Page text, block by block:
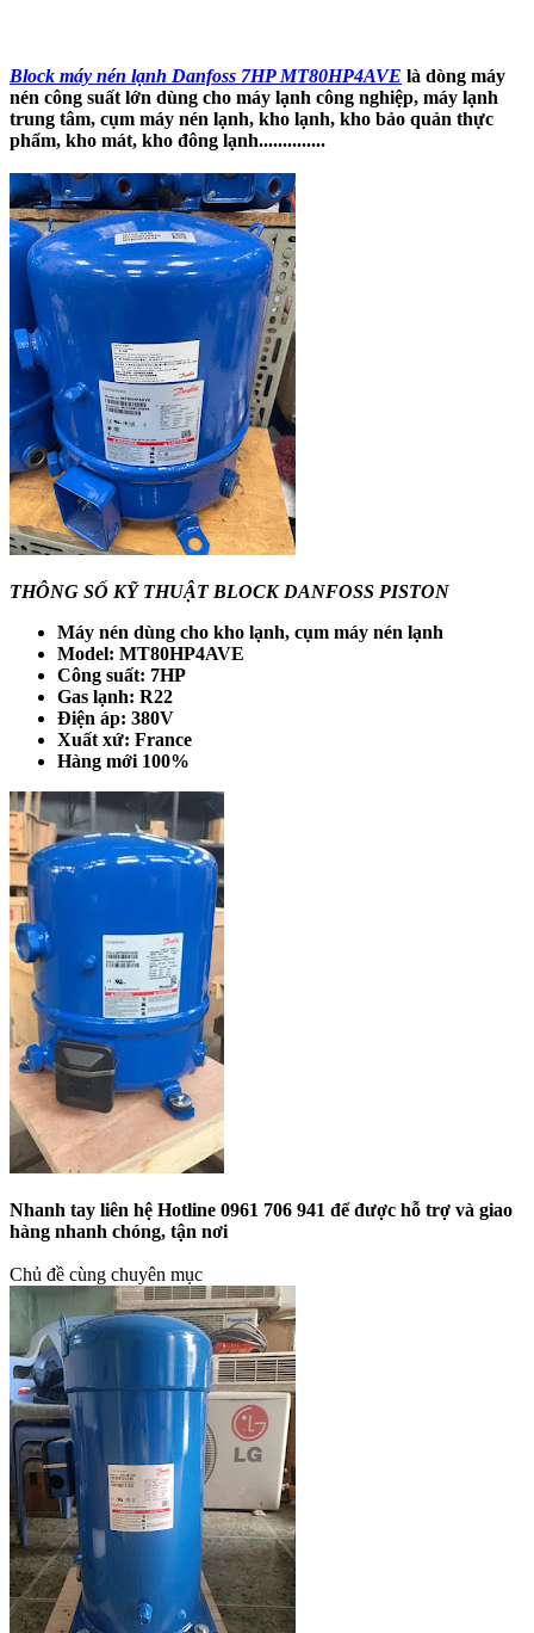
Block máy nén lạnh Danfoss 7HP MT80HP4AVE là dòng máy
nén công suất lớn dùng cho máy lạnh công nghiệp, máy lạnh
trung tâm, cụm máy nén lạnh, kho lạnh, kho bảo quản thực
phẩm, kho mát, kho đông lạnh..............
THÔNG SỐ KỸ THUẬT BLOCK DANFOSS PISTON
Máy nén dùng cho kho lạnh, cụm máy nén lạnh
Model: MT80HP4AVE
Công suất: 7HP
Gas lạnh: R22
Điện áp: 380V
Xuất xứ: France
Hàng mới 100%
Nhanh tay liên hệ Hotline 0961 706 941 để được hỗ trợ và giao
hàng nhanh chóng, tận nơi
Chủ đề cùng chuyên mục